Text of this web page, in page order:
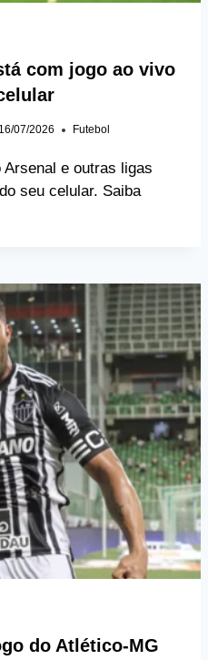
com jogo ao vivo
16/07/2026 Futebol
e outras ligas
seu celular. Saiba
do Atlético-MG